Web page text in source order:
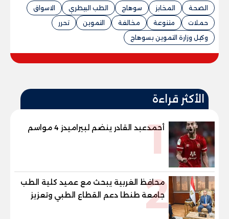
الصحة المخابز سوهاج الطب البيطري
الاسواق
حملات
متنوعة مخالفة التموين
تحرر
وكيل وزارة التموين بسوهاج
الأكثر قراءة
1
أحمدعبد القادر ينضم لبيراميدز 4 مواسم
2
محافظ الغربية يبحث مع عميد كلية الطب
جامعة طنطا دعم القطاع الطبي وتعزيز
الاستفادة من الخبرات الأكاديمية